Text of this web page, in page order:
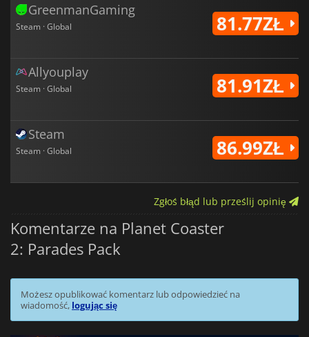
GreenmanGaming
Steam · Global 81.77ZŁ
Allyouplay
Steam · Global 81.91ZŁ
Steam
Steam · Global 86.99ZŁ
Zgłoś błąd lub prześlij opinię
Komentarze na Planet Coaster
2: Parades Pack
Możesz opublikować komentarz lub odpowiedzieć na
wiadomość, logując się